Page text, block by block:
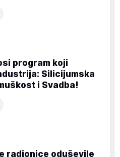
program koji
Silicijumska
i Svadba!
radionice oduševile